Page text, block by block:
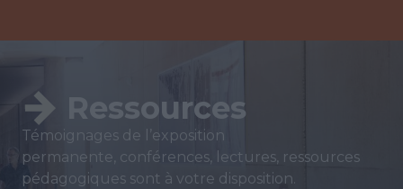
Ressources
Témoignages de l’exposition
permanente, conférences, lectures, ressources
pédagogiques sont à votre disposition.